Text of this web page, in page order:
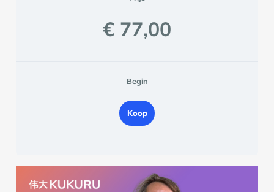
€ 77,00
Begin
Koop